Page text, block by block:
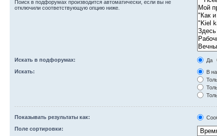
Поиск в подфорумах производится автоматически, если вы не
отключили соответствующую опцию ниже.
Искать в подфорумах:
Да
Искать:
В
Показывать результаты как:
Поле сортировки: